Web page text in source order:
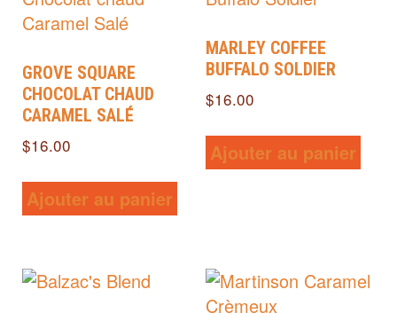
GROVE SQUARE
CHOCOLAT CHAUD
CARAMEL SALÉ
$16.00
Ajouter au panier
MARLEY COFFEE
BUFFALO SOLDIER
$16.00
Ajouter au panier